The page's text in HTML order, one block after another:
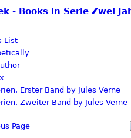
- Books in Serie Zwei
List
Erster Band by Jules Verne
Zweiter Band by Jules Verne